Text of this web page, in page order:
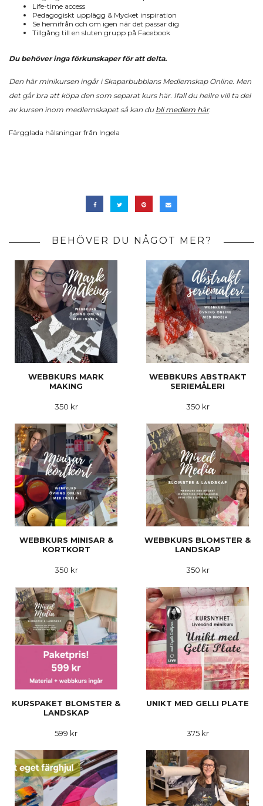
Life-time access
Pedagogiskt upplägg & Mycket inspiration
Se hemifrån och om igen när det passar dig
Tillgång till en sluten grupp på Facebook
Du behöver inga förkunskaper för att delta.
Den här minikursen ingår i Skaparbubblans Medlemskap Online. Men
det går bra att köpa den som separat kurs här. Ifall du hellre vill ta del
av kursen inom medlemskapet så kan du bli medlem här.
Färgglada hälsningar från Ingela
BEHÖVER DU NÅGOT MER?
WEBBKURS MARK
MAKING
350 kr
WEBBKURS ABSTRAKT
SERIEMÅLERI
350 kr
WEBBKURS MINISAR &
KORTKORT
350 kr
WEBBKURS BLOMSTER &
LANDSKAP
350 kr
KURSPAKET BLOMSTER &
LANDSKAP
599 kr
UNIKT MED GELLI PLATE
375 kr